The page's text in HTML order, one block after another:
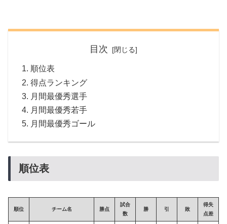
目次
順位表
得点ランキング
月間最優秀選手
月間最優秀若手
月間最優秀ゴール
順位表
順位 チーム名 勝点
試合
数
勝 引 敗
得失
点差